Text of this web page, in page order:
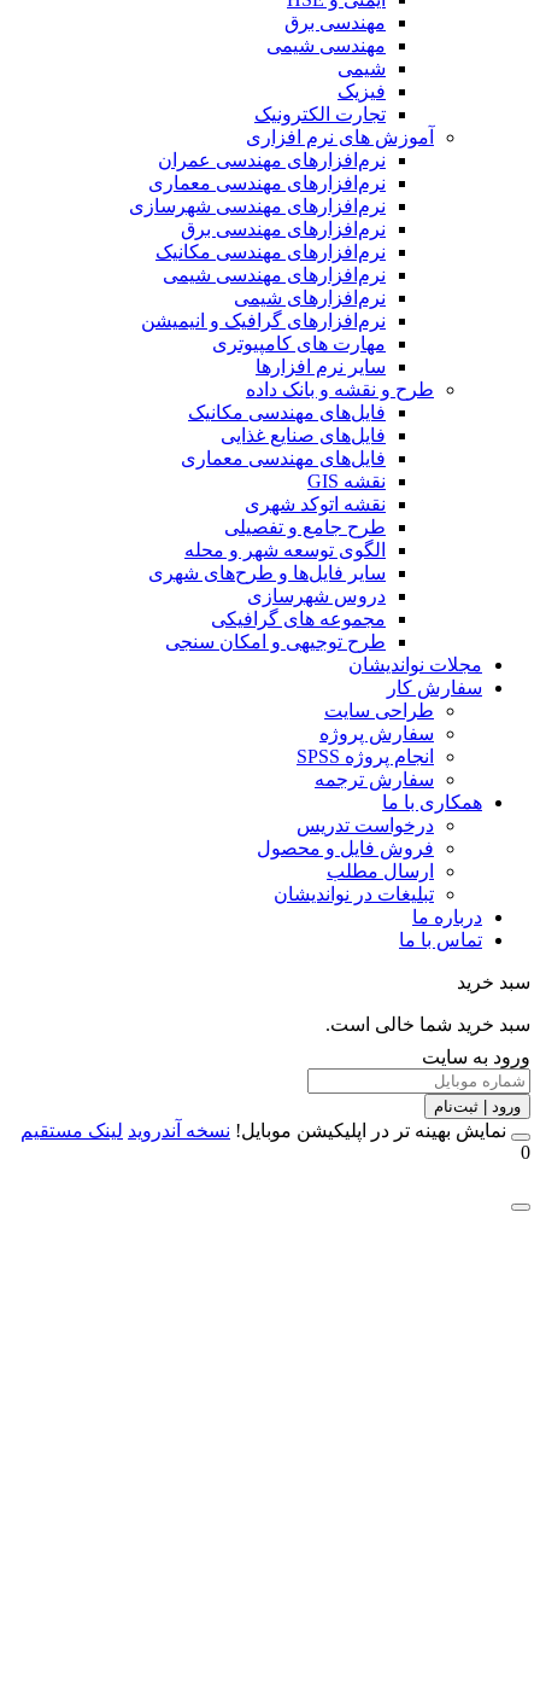
مهندسی برق
مهندسی شیمی
شیمی
فیزیک
تجارت الکترونیک
آموزش های نرم افزاری
نرم‌افزارهای مهندسی عمران
نرم‌افزارهای مهندسی معماری
نرم‌افزارهای مهندسی شهرسازی
نرم‌افزارهای مهندسی برق
نرم‌افزارهای مهندسی مکانیک
نرم‌افزارهای مهندسی شیمی
نرم‌افزارهای شیمی
نرم‌افزارهای گرافیک و انیمیشن
مهارت های کامپیوتری
سایر نرم افزارها
طرح و نقشه و بانک داده
فایل‌های مهندسی مکانیک
فایل‌های صنایع غذایی
فایل‌های مهندسی معماری
نقشه GIS
نقشه اتوکد شهری
طرح جامع و تفصیلی
الگوی توسعه شهر و محله
سایر فایل‌ها و طرح‌های شهری
دروس شهرسازی
مجموعه های گرافیکی
طرح توجیهی و امکان سنجی
مجلات نواندیشان
سفارش کار
طراحی سایت
سفارش پروژه
انجام پروژه SPSS
سفارش ترجمه
همکاری با ما
درخواست تدریس
فروش فایل و محصول
ارسال مطلب
تبلیغات در نواندیشان
درباره ما
تماس با ما
خرید شما خالی است.
به سایت
| ثبت‌نام
بهینه تر در اپلیکیشن موبایل!نسخه آندروید لینک مستقیم